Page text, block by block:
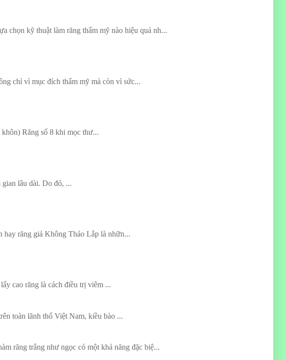
chọn kỹ thuật làm răng thẩm mỹ nào hiệu quả nh...
chỉ vì mục đích thẩm mỹ mà còn vì sức...
Răng số 8 khi mọc thư...
lâu dài. Do đó, ...
răng giả Không Tháo Lắp là nhữn...
cao răng là cách điều trị viêm ...
toàn lãnh thổ Việt Nam, kiều bào ...
răng trắng như ngọc có một khả năng đặc biệ...